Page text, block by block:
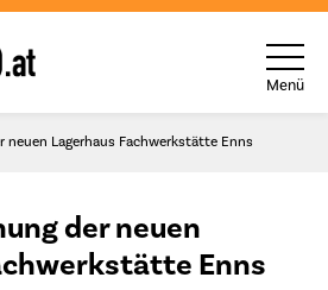
Menü
neuen Lagerhaus Fachwerkstätte Enns
der neuen
Enns